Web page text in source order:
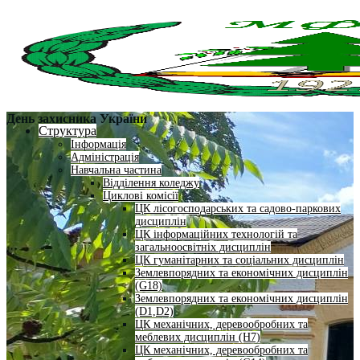
Структура
Інформація
Адміністрація
Навчальна частина
Відділення коледжу
Циклові комісії
ЦК лісогосподарських та садово-паркових
дисциплін
ЦК інформаційних технологій та
загальноосвітніх дисциплін
ЦК гуманітарних та соціальних дисциплін
Землевпорядних та економічних дисциплін
(G18)
Землевпорядних та економічних дисциплін
(D1,D2)
ЦК механічних, деревообробних та
меблевих дисциплін (H7)
ЦК механічних, деревообробних та
День захисника України